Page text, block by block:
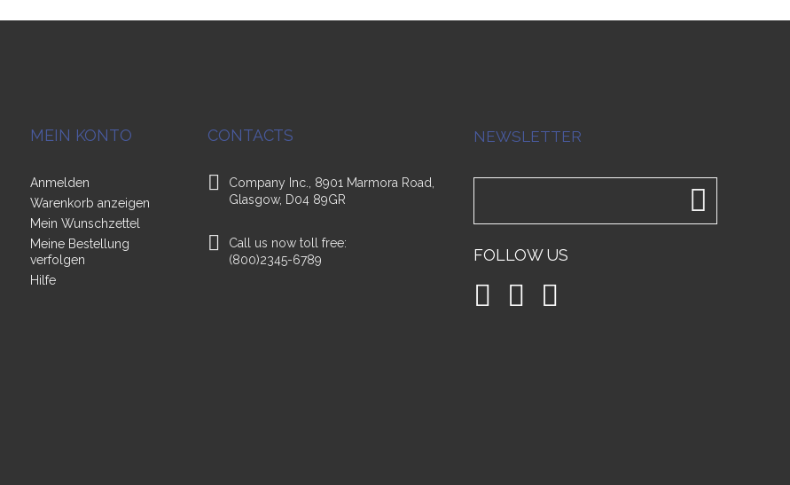
MEIN KONTO
Anmelden
Warenkorb anzeigen
Mein Wunschzettel
Meine Bestellung
verfolgen
Hilfe
CONTACTS
Company Inc., 8901 Marmora Road,
Glasgow, D04 89GR
Call us now toll free:
(800)2345-6789
NEWSLETTER
FOLLOW US